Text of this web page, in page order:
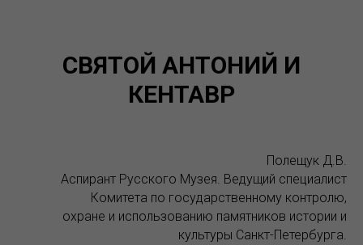
СВЯТОЙ АНТОНИЙ И
КЕНТАВР
Полещук Д.В.
Аспирант Русского Музея. Ведущий специалист
Комитета по государственному контролю,
охране и использованию памятников истории и
культуры Санкт-Петербурга.